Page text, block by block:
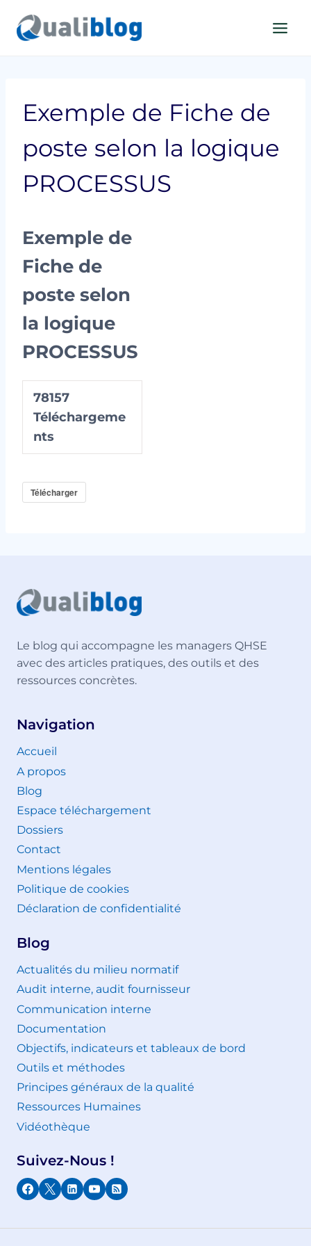
contenu
Exemple de Fiche de
poste selon la logique
PROCESSUS
Exemple de
Fiche de
poste selon
la logique
PROCESSUS
78157
Téléchargeme
nts
Télécharger
Le blog qui accompagne les managers QHSE
avec des articles pratiques, des outils et des
ressources concrètes.
Navigation
Accueil
A propos
Blog
Espace téléchargement
Dossiers
Contact
Mentions légales
Politique de cookies
Déclaration de confidentialité
Blog
Actualités du milieu normatif
Audit interne, audit fournisseur
Communication interne
Documentation
Objectifs, indicateurs et tableaux de bord
Outils et méthodes
Principes généraux de la qualité
Ressources Humaines
Vidéothèque
Suivez-Nous !